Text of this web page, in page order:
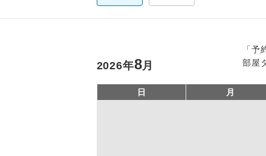
「
部屋
2026年8月
日 月